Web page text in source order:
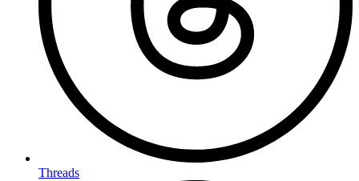
Threads